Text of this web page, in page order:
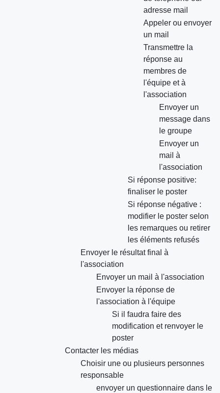
adresse mail
Appeler ou envoyer
un mail
Transmettre la
réponse au
membres de
l'équipe et à
l'association
Envoyer un
message dans
le groupe
Envoyer un
mail à
l'association
Si réponse positive:
finaliser le poster
Si réponse négative :
modifier le poster selon
les remarques ou retirer
les éléments refusés
Envoyer le résultat final à
l'association
Envoyer un mail à l'association
Envoyer la réponse de
l'association à l'équipe
Si il faudra faire des
modification et renvoyer le
poster
Contacter les médias
Choisir une ou plusieurs personnes
responsable
envoyer un questionnaire dans le